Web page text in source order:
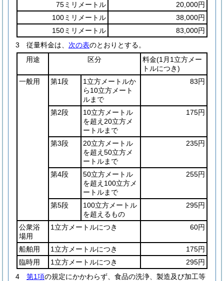
75ミリメートル
20,000円
100ミリメートル
38,000円
150ミリメートル
83,000円
3
従量料金は、 次の表のとおりとする。
用途
区分 料金(1月1立方メー
トルにつき)
一般用
第1段
1立方メートルか
ら10立方メート
ルまで
83円
第2段
10立方メートル
を超え20立方メ
ートルまで
175円
第3段
20立方メートル
を超え50立方メ
ートルまで
235円
第4段
50立方メートル
を超え100立方メ
ートルまで
255円
第5段
100立方メートル
を超えるもの
295円
公衆浴
場用
1立方メートルにつき 60円
船舶用 1立方メートルにつき
175円
臨時用
1立方メートルにつき
295円
4
第1項の規定にかかわらず、食品の洗浄、製造及び加工等